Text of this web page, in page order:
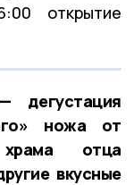
открытие
дегустация
ножа от
храма отца
вкусные